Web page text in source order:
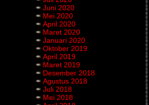
Juni 2020
Mei 2020
April 2020
Maret 2020
Januari 2020
Oktober 2019
April 2019
Maret 2019
Desember 2018
Agustus 2018
Juli 2018
Mei 2018